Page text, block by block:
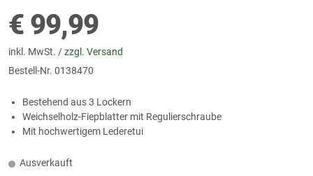
€ 99,99
inkl. MwSt. /zzgl. Versand
Bestell-Nr. 0138470
Bestehend aus 3 Lockern
Weichselholz-Fiepblatter mit Regulierschraube
Mit hochwertigem Lederetui
Ausverkauft